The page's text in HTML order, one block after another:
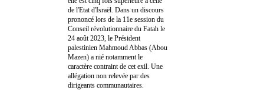
de l'Etat d'Israël. Dans un discours
prononcé lors de la 11e session du
Conseil révolutionnaire du Fatah le
24 août 2023, le Président
palestinien Mahmoud Abbas (Abou
Mazen) a nié notamment le
caractère contraint de cet exil. Une
allégation non relevée par des
dirigeants communautaires.